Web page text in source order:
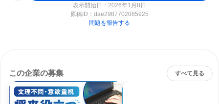
表示開始日：2026年1月8日
原稿ID： dae2987702085925
問題を報告する
この企業の募集 すべて見る